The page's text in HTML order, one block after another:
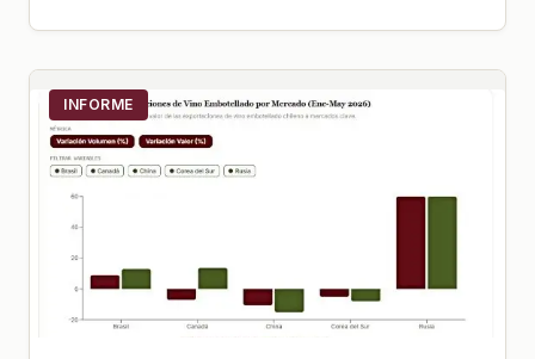
INFORME